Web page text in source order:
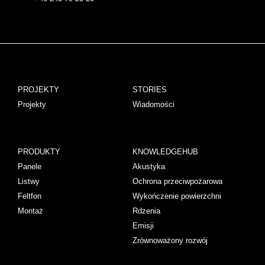
PROJEKTY
Projekty
STORIES
Wiadomości
PRODUKTY
Panele
Listwy
Feltfon
Montaż
KNOWLEDGEHUB
Akustyka
Ochrona przeciwpożarowa
Wykończenie powierzchni
Rdzenia
Emisji
Zrównoważony rozwój